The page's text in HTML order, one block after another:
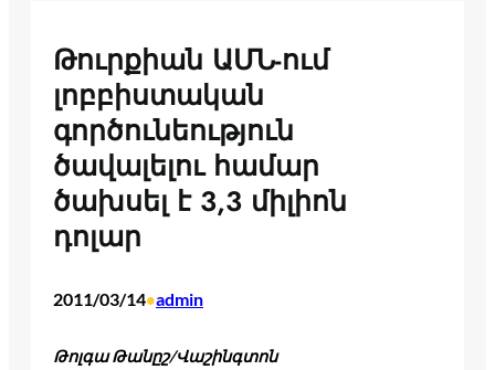
Թուրքիան ԱՄՆ-ում
լոբբիստական
գործունեություն
ծավալելու համար
ծախսել է 3,3 միլիոն
դոլար
2011/03/14•admin
Թոլգա Թանըշ/Վաշինգտոն